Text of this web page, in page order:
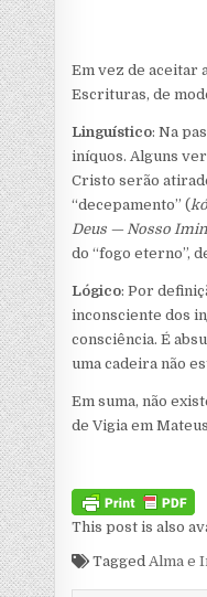
Em vez de aceitar
Escrituras, de
Linguístico: Na
iníquos. Alguns
Cristo serão
“decepamento” (
Deus — Nosso
do “fogo eterno”,
Lógico: Por
inconsciente dos
consciência. É
uma cadeira não
Em suma, não
de Vigia em
This post is also
TaggedAlma e